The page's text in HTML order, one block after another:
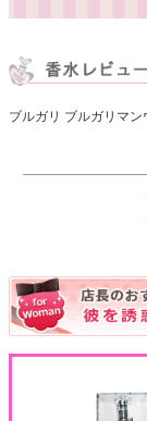
ブルガリ ブルガリマン